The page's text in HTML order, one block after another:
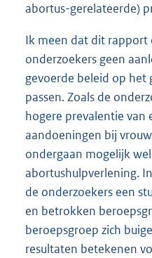
abortus-gerelateerde)
Ik meen dat dit rapport
onderzoekers geen
gevoerde beleid op het
passen. Zoals de
hogere prevalentie van
aandoeningen bij
ondergaan mogelijk
abortushulpverlening.
de onderzoekers een
en betrokken
beroepsgroep zich
resultaten betekenen